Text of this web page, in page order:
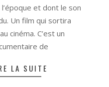
et dont le son
Un film qui sortira
cinéma. C’est un
de
LA SUITE